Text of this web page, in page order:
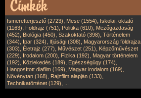
Ismeretterjesztő (2723), Mese (1554), Iskolai, oktató
(1163), Földrajz (751), Politika (610), Mezőgazdaság
(452), Biológia (450), Szakoktató (398), Történelem
(344), Ipar (324), Ifjúsági (308), Magyarország földrajza
(303), Életrajz (277), Művészet (251), Képzőművészet
(229), Irodalom (200), Fizika (192), Magyar történelem
(192), Közlekedés (189), Egészségügy (174),
Hangosított diafilm (169), Magyar irodalom (169),
Növénytan (168), Rajzfilm alapján (133),
Technikatörténet (129),